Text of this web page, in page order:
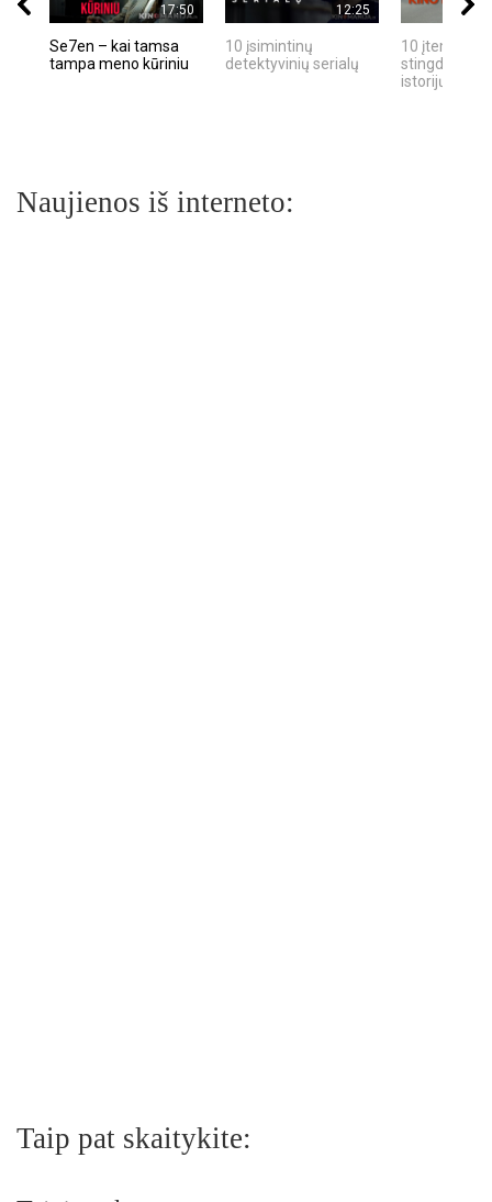
17:50
Se7en – kai tamsa
tampa meno kūriniu
12:25
10 įsimintinų
detektyvinių serialų
10 įtemptų,
stingdančių
istorijų
Naujienos iš interneto:
Taip pat skaitykite: